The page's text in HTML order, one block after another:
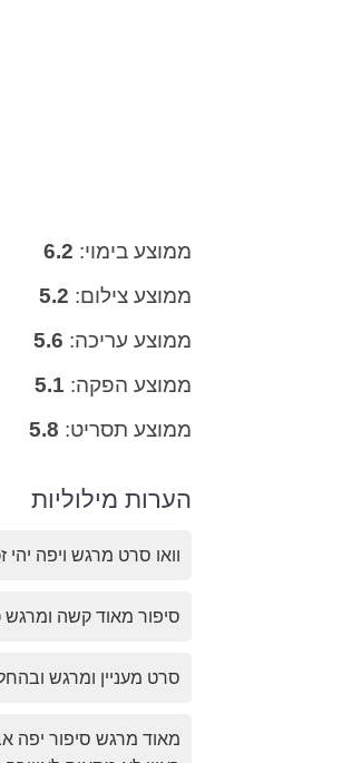
ממוצע בימוי: 6.2
ממוצע צילום: 5.2
ממוצע עריכה: 5.6
ממוצע הפקה: 5.1
ממוצע תסריט: 5.8
הערות מילוליות
וואו סרט מרגש ויפה
סיפור מאוד קשה ומרגש
סרט מעניין ומרגש
מאוד מרגש סיפור יפה